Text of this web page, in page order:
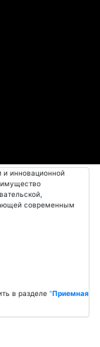
инновационной
современным
в разделе "Приемная